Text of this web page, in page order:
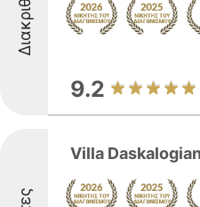
9.2
Villa